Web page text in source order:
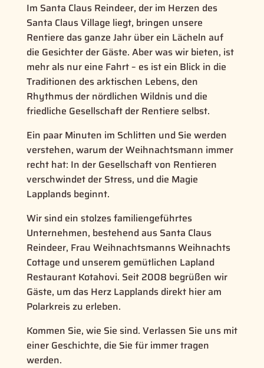
Im Santa Claus Reindeer, der im Herzen des
Santa Claus Village liegt, bringen unsere
Rentiere das ganze Jahr über ein Lächeln auf
die Gesichter der Gäste. Aber was wir bieten, ist
mehr als nur eine Fahrt – es ist ein Blick in die
Traditionen des arktischen Lebens, den
Rhythmus der nördlichen Wildnis und die
friedliche Gesellschaft der Rentiere selbst.
Ein paar Minuten im Schlitten und Sie werden
verstehen, warum der Weihnachtsmann immer
recht hat: In der Gesellschaft von Rentieren
verschwindet der Stress, und die Magie
Lapplands beginnt.
Wir sind ein stolzes familiengeführtes
Unternehmen, bestehend aus Santa Claus
Reindeer, Frau Weihnachtsmanns Weihnachts
Cottage und unserem gemütlichen Lapland
Restaurant Kotahovi. Seit 2008 begrüßen wir
Gäste, um das Herz Lapplands direkt hier am
Polarkreis zu erleben.
Kommen Sie, wie Sie sind. Verlassen Sie uns mit
einer Geschichte, die Sie für immer tragen
werden.